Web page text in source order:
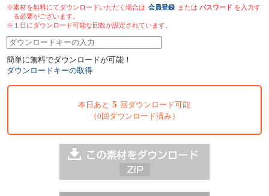
※素材を無料にてダウンロードいただく場合は 会員登録 またはパスワード を入力す
る必要がございます。
※１日にダウンロード可能な回数が設定されています。
簡単に無料でダウンロードが可能！
ダウンロードキーの取得
本日あと 5 回ダウンロード可能
（0回ダウンロード済み）